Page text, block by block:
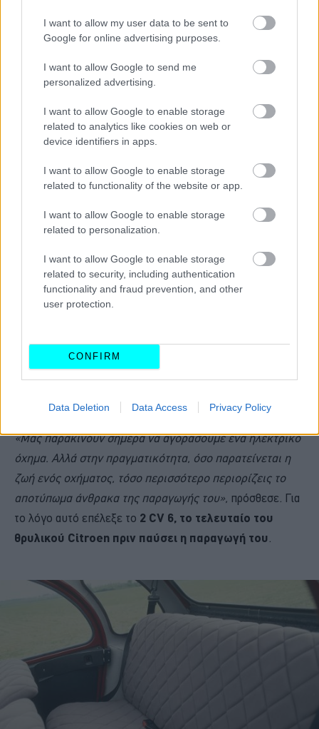
I want to allow my user data to be sent to
Google for online advertising purposes.
I want to allow Google to send me
personalized advertising.
I want to allow Google to enable storage
related to analytics like cookies on web or
device identifiers in apps.
I want to allow Google to enable storage
related to functionality of the website or app.
I want to allow Google to enable storage
related to personalization.
I want to allow Google to enable storage
related to security, including authentication
functionality and fraud prevention, and other
user protection.
CONFIRM
Data Deletion Data Access Privacy Policy
Όμως, γιατί η νεοφυής αυτή εταιρεία επέλεξε το Citroen
«Παρατείνοντας την ζωή ενός οχήματος περιορίζεις το
αποτύπωμα διοξειδίου του άνθρακα σε σχέση με την
αγορά ενός καινούριου αυτοκινήτου»
«Μας παρακινούν σήμερα να αγοράσουμε ένα ηλεκτρικό
όχημα. Αλλά στην πραγματικότητα, όσο παρατείνεται η
ζωή ενός οχήματος, τόσο περισσότερο περιορίζεις το
αποτύπωμα άνθρακα της παραγωγής του», πρόσθεσε. Για
το λόγο αυτό επέλεξε το 2 CV 6, το τελευταίο του
θρυλικού Citroen πριν παύσει η παραγωγή του